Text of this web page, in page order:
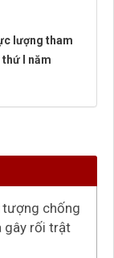
lượng tham
I năm
chống
gây rối trật